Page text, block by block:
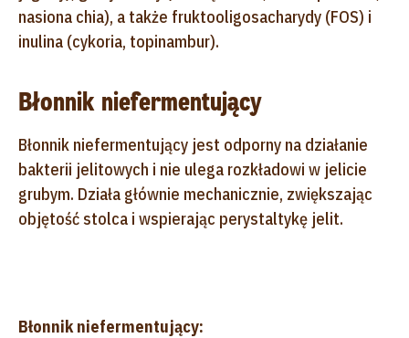
nasiona chia), a także fruktooligosacharydy (FOS) i
inulina (cykoria, topinambur).
Błonnik niefermentujący
Błonnik niefermentujący jest odporny na działanie
bakterii jelitowych i nie ulega rozkładowi w jelicie
grubym. Działa głównie mechanicznie, zwiększając
objętość stolca i wspierając perystaltykę jelit.
Błonnik niefermentujący: